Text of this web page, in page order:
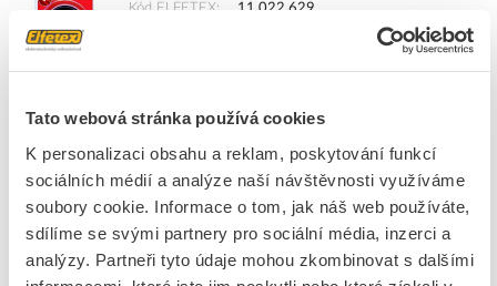
Tato webová stránka používá cookies
K personalizaci obsahu a reklam, poskytování funkcí
sociálních médií a analýze naší návštěvnosti využíváme
soubory cookie. Informace o tom, jak náš web používáte,
sdílíme se svými partnery pro sociální média, inzerci a
analýzy. Partneři tyto údaje mohou zkombinovat s dalšími
Kód ELFETEX
11.022.629
Značka
CEYS
ks do košíku